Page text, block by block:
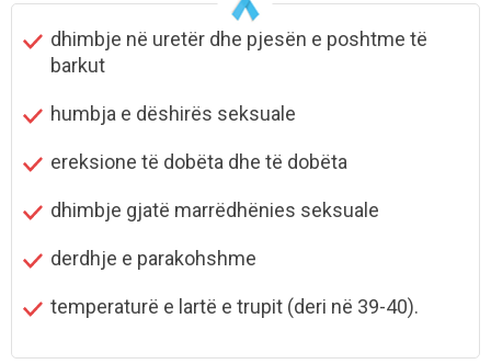
dhimbje në uretër dhe pjesën e poshtme të
barkut
humbja e dëshirës seksuale
ereksione të dobëta dhe të dobëta
dhimbje gjatë marrëdhënies seksuale
derdhje e parakohshme
temperaturë e lartë e trupit (deri në 39-40).